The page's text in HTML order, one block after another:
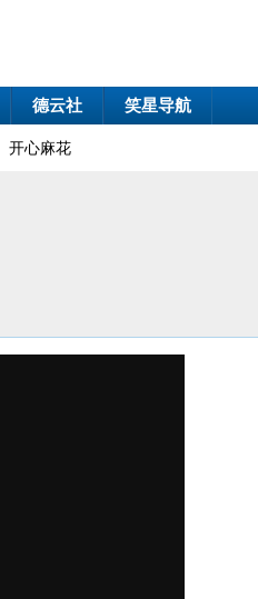
德云社 笑星导航
开心麻花